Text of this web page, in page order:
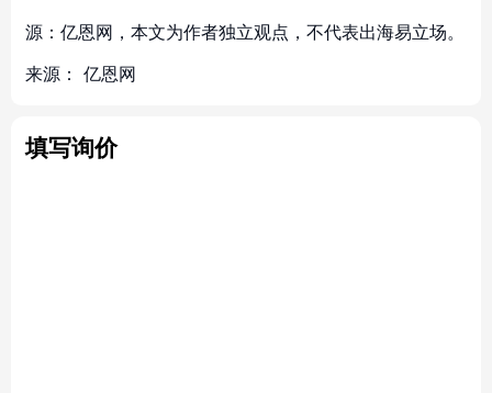
源：亿恩网，本文为作者独立观点，不代表出海易立场。
来源： 亿恩网
填写询价